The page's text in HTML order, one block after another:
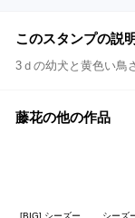
このスタンプの説明
3ｄの幼犬と黄色い鳥
藤花の他の作品
[BIG] シーズー
シーズ